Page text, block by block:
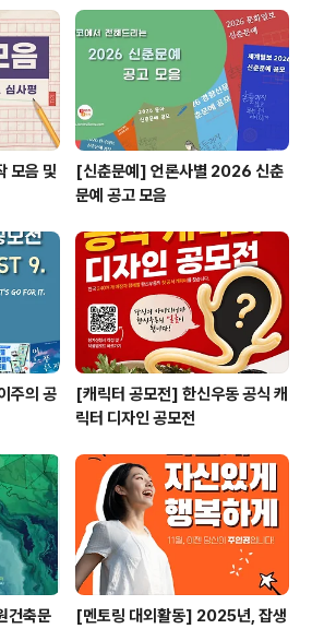
수방법 ① 경기도여성가
인 접수 ② 담당자 이메일(h
수 ※ 우편접수, 방문접수
모음 및
[신춘문예] 언론사별 2026 신춘
문예 공고 모음
주의 공
[캐릭터 공모전] 한신우동 공식 캐
릭터 디자인 공모전
건축문
[멘토링 대외활동] 2025년, 잡생